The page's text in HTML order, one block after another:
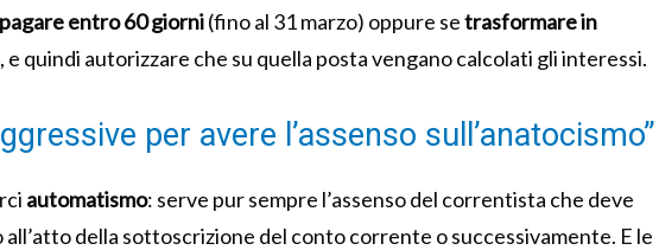
pagare entro 60 giorni(fino al 31 marzo) oppure setrasformare in
e quindi autorizzare che su quella posta vengano calcolati gli interessi.
per avere l’assenso sull’anatocismo”
automatismo: serve pur sempre l’assenso del correntista che deve
della sottoscrizione del conto corrente o successivamente. E le